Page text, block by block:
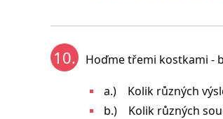
10. Hoďme třemi kostkami -
a.) Kolik různých
b.) Kolik různých